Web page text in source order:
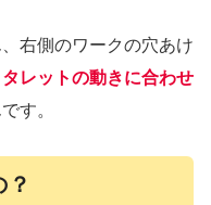
右側のワークの穴あけ
タレットの動きに合わせ
す。